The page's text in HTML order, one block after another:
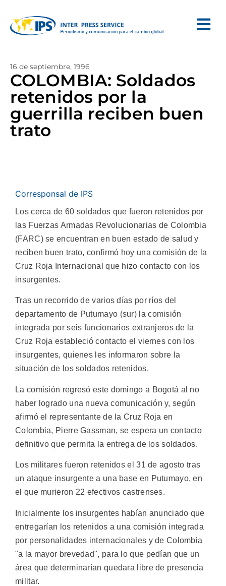
16 de septiembre, 1996
COLOMBIA: Soldados
retenidos por la
guerrilla reciben buen
trato
Corresponsal de IPS
Los cerca de 60 soldados que fueron retenidos por
las Fuerzas Armadas Revolucionarias de Colombia
(FARC) se encuentran en buen estado de salud y
reciben buen trato, confirmó hoy una comisión de la
Cruz Roja Internacional que hizo contacto con los
insurgentes.
Tras un recorrido de varios días por ríos del
departamento de Putumayo (sur) la comisión
integrada por seis funcionarios extranjeros de la
Cruz Roja estableció contacto el viernes con los
insurgentes, quienes les informaron sobre la
situación de los soldados retenidos.
La comisión regresó este domingo a Bogotá al no
haber logrado una nueva comunicación y, según
afirmó el representante de la Cruz Roja en
Colombia, Pierre Gassman, se espera un contacto
definitivo que permita la entrega de los soldados.
Los militares fueron retenidos el 31 de agosto tras
un ataque insurgente a una base en Putumayo, en
el que murieron 22 efectivos castrenses.
Inicialmente los insurgentes habían anunciado que
entregarían los retenidos a una comisión integrada
por personalidades internacionales y de Colombia
"a la mayor brevedad", para lo que pedían que un
área que determinarían quedara libre de presencia
militar.